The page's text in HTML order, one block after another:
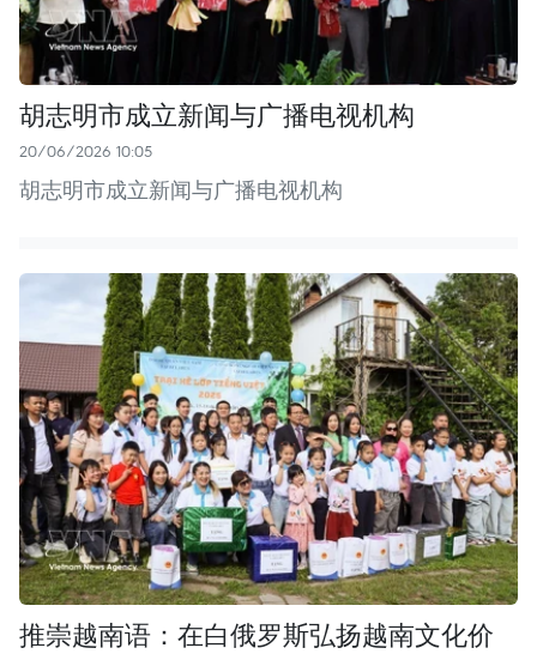
胡志明市成立新闻与广播电视机构
20/06/2026 10:05
胡志明市成立新闻与广播电视机构
推崇越南语：在白俄罗斯弘扬越南文化价